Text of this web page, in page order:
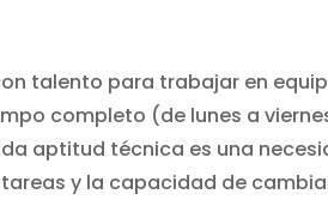
talento para trabajar en
completo (de lunes a
aptitud técnica es una
y la capacidad de